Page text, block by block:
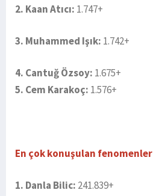
2. Kaan Atıcı: 1.747+
3. Muhammed Işık: 1.742+
4. Cantuğ Özsoy: 1.675+
5. Cem Karakoç: 1.576+
En çok konuşulan fenomenler
1. Danla Bilic: 241.839+